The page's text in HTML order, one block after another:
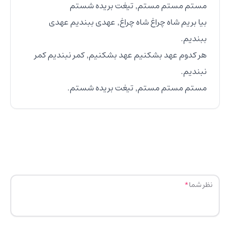
هر کدوم عهد بشکنیم عهد بشکنیم٬ کمر نبندیم کمر
مستم مستم مستم٬ تیغت بریده شستم.
نظر شما